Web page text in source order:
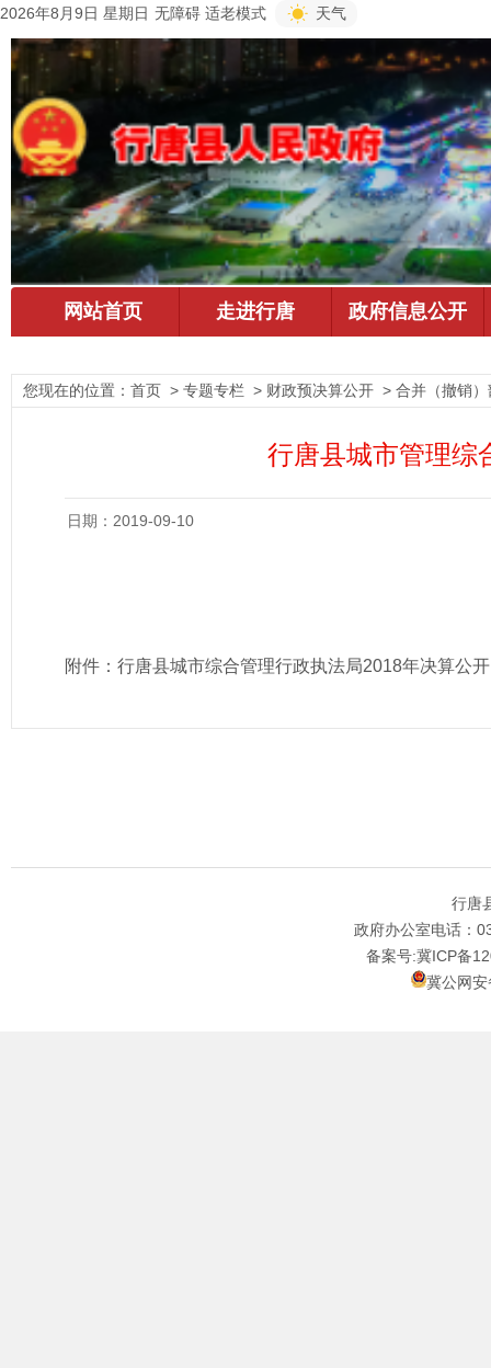
2026年8月9日 星期日 无障碍 适老模式 天气
您现在的位置： 首页 > 专题专栏 > 财政预决算公开 > 合并（撤销
行唐县城市管理综
日期：2019-09-10
附件： 行唐县城市综合管理行政执法局2018年决算公开